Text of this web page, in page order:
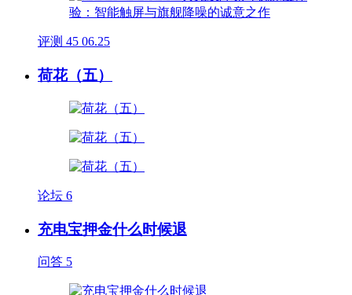
评测 45 06.25
荷花（五）
论坛 6
充电宝押金什么时候退
问答 5